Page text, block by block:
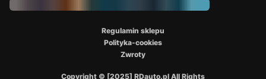
Copyright © [2025] RDauto.pl All Rights
Regulamin sklepu
Polityka-cookies
Zwroty